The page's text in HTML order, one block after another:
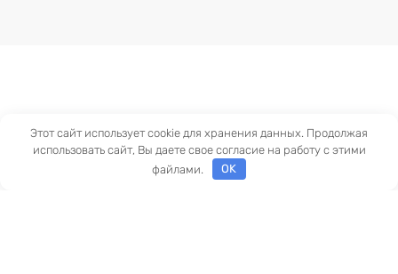
Этот сайт использует cookie для хранения данных. Продолжая
использовать сайт, Вы даете свое согласие на работу с этими
файлами.
OK